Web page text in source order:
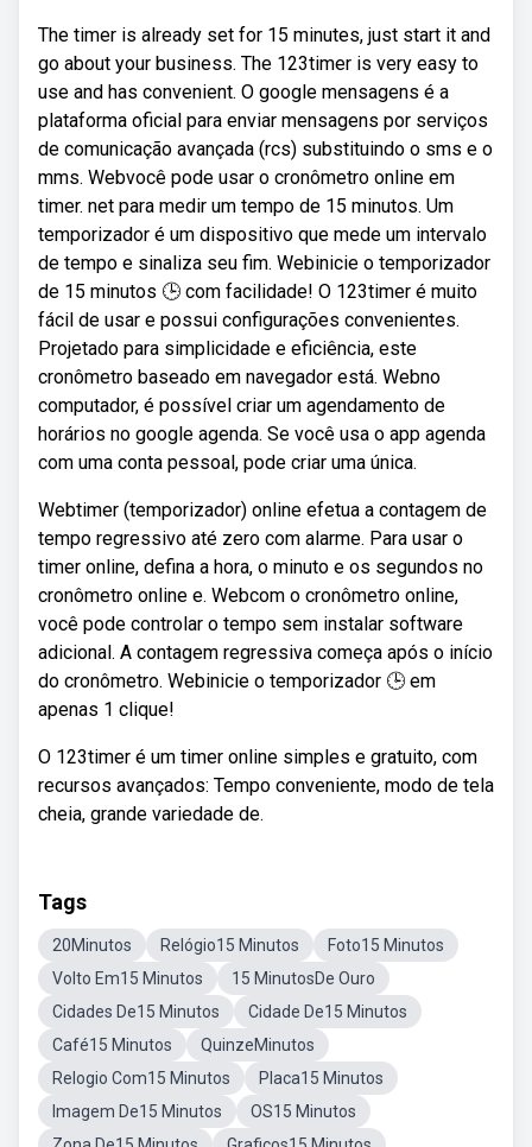
The timer is already set for 15 minutes, just start it and
go about your business. The 123timer is very easy to
use and has convenient. O google mensagens é a
plataforma oficial para enviar mensagens por serviços
de comunicação avançada (rcs) substituindo o sms e o
mms. Webvocê pode usar o cronômetro online em
timer. net para medir um tempo de 15 minutos. Um
temporizador é um dispositivo que mede um intervalo
de tempo e sinaliza seu fim. Webinicie o temporizador
de 15 minutos 🕒 com facilidade! O 123timer é muito
fácil de usar e possui configurações convenientes.
Projetado para simplicidade e eficiência, este
cronômetro baseado em navegador está. Webno
computador, é possível criar um agendamento de
horários no google agenda. Se você usa o app agenda
com uma conta pessoal, pode criar uma única.
Webtimer (temporizador) online efetua a contagem de
tempo regressivo até zero com alarme. Para usar o
timer online, defina a hora, o minuto e os segundos no
cronômetro online e. Webcom o cronômetro online,
você pode controlar o tempo sem instalar software
adicional. A contagem regressiva começa após o início
do cronômetro. Webinicie o temporizador 🕒 em
apenas 1 clique!
O 123timer é um timer online simples e gratuito, com
recursos avançados: Tempo conveniente, modo de tela
cheia, grande variedade de.
Tags
20Minutos Relógio15 Minutos
Foto15 Minutos
Volto Em15 Minutos
15 MinutosDe Ouro
Cidades De15 Minutos
Cidade De15 Minutos
Café15 Minutos
QuinzeMinutos
Relogio Com15 Minutos
Placa15 Minutos
Imagem De15 Minutos
OS15 Minutos